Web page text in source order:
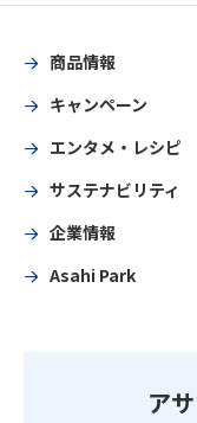
商品情報
キャンペーン
エンタメ・レシピ
サステナビリティ
企業情報
Asahi Park
ア